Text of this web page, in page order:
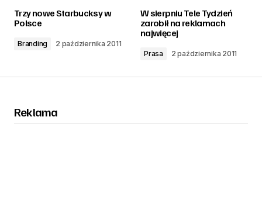
Trzy nowe Starbucksy w
Polsce
Branding 2 października 2011
W sierpniu Tele Tydzień
zarobił na reklamach
najwięcej
Prasa 2 października 2011
Reklama